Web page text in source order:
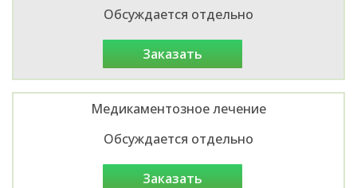
Обсуждается отдельно
заказать
Медикаментозное лечение
Обсуждается отдельно
заказать